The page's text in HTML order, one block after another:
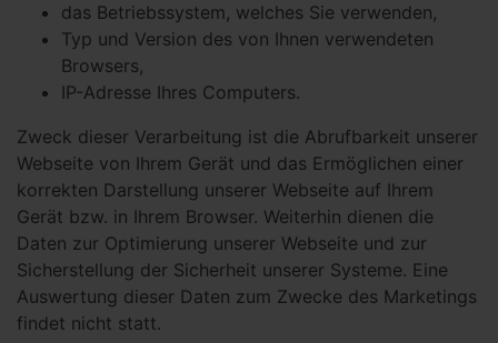
das Betriebssystem, welches Sie verwenden,
Typ und Version des von Ihnen verwendeten
Browsers,
IP-Adresse Ihres Computers.
Zweck dieser Verarbeitung ist die Abrufbarkeit unserer
Webseite von Ihrem Gerät und das Ermöglichen einer
korrekten Darstellung unserer Webseite auf Ihrem
Gerät bzw. in Ihrem Browser. Weiterhin dienen die
Daten zur Optimierung unserer Webseite und zur
Sicherstellung der Sicherheit unserer Systeme. Eine
Auswertung dieser Daten zum Zwecke des Marketings
findet nicht statt.